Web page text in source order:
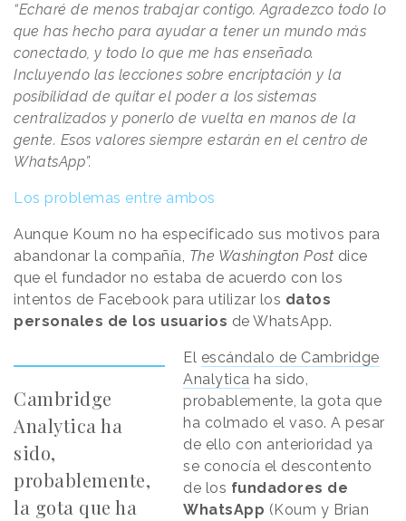
“Echaré de menos trabajar contigo. Agradezco todo lo
que has hecho para ayudar a tener un mundo más
conectado, y todo lo que me has enseñado.
Incluyendo las lecciones sobre encriptación y la
posibilidad de quitar el poder a los sistemas
centralizados y ponerlo de vuelta en manos de la
gente. Esos valores siempre estarán en el centro de
WhatsApp”.
Los problemas entre ambos
Aunque Koum no ha especificado sus motivos para
abandonar la compañía, The Washington Post dice
que el fundador no estaba de acuerdo con los
intentos de Facebook para utilizar los datos
personales de los usuarios de WhatsApp.
Cambridge
Analytica ha
sido,
probablemente,
la gota que ha
El escándalo de Cambridge
Analytica ha sido,
probablemente, la gota que
ha colmado el vaso. A pesar
de ello con anterioridad ya
se conocía el descontento
de los fundadores de
WhatsApp (Koum y Brian